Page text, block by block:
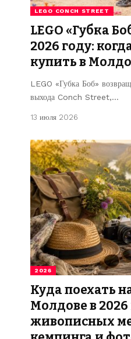
LEGO CONCH STREET
LEGO «Губка
2026 году:
купить в
LEGO «Губка Боб»
выхода Conch Street,…
13 июля 2026
2026
Куда поехать
Молдове в 2026
живописных